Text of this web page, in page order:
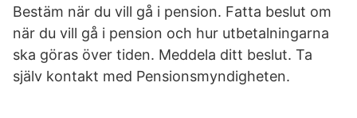
Bestäm när du vill gå i pension. Fatta beslut om
när du vill gå i pension och hur utbetalningarna
ska göras över tiden. Meddela ditt beslut. Ta
själv kontakt med Pensionsmyndigheten.